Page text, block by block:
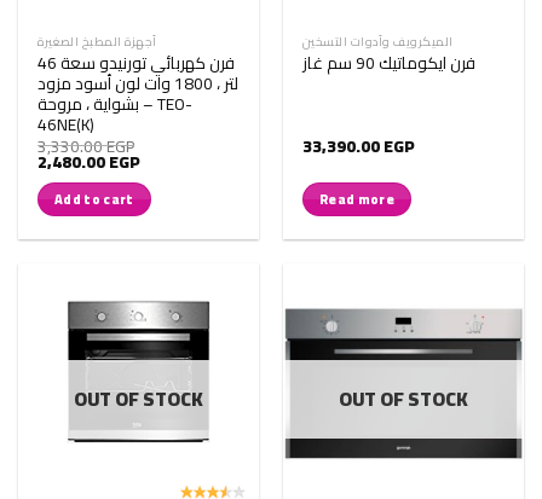
أجهزة المطبخ الصغيرة
فرن كهربائي تورنيدو سعة 46
لتر ، 1800 وات لون أسود مزود
بشواية ، مروحة – TEO-
46NE(K)
3,330.00EGP
Original
price
was:
3,330.00 EGP.
2,480.00EGPCurrent
price
is:
2,480.00 EGP.
Add to cart
الميكرويف وأدوات التسخين
فرن ايكوماتيك 90 سم غاز
33,390.00EGP
Read more
OUT OF STOCK OUT OF STOCK